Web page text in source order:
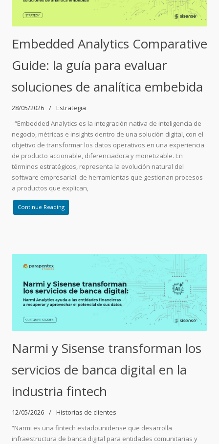
Embedded Analytics Comparative
Guide: la guía para evaluar
soluciones de analítica embebida
28/05/2026
Estrategia
“Embedded Analytics es la integración nativa de inteligencia de
negocio, métricas e insights dentro de una solución digital, con el
objetivo de transformar los datos operativos en una experiencia
de producto accionable, diferenciadora y monetizable. En
términos estratégicos, representa la evolución natural del
software empresarial: de herramientas que gestionan procesos
a productos que explican,
Continue Reading
Narmi y Sisense transforman los
servicios de banca digital en la
industria fintech
12/05/2026
Historias de clientes
“Narmi es una fintech estadounidense que desarrolla
infraestructura de banca digital para entidades comunitarias y